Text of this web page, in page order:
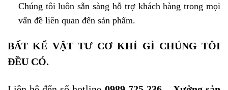
Chúng tôi luôn sẵn sàng hỗ trợ khách hàng trong mọi
vấn đề liên quan đến sản phẩm.
BẤT KỂ VẬT TƯ CƠ KHÍ GÌ CHÚNG TÔI
ĐỀU CÓ.